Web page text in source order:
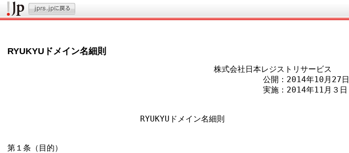
RYUKYUドメイン名細則
                                          株式会社日本レジストリサービス
                                                    公開：2014年10月27日
                                                    実施：2014年11月３日
                           RYUKYUドメイン名細則
第１条（目的）